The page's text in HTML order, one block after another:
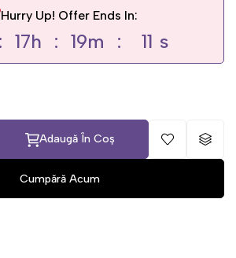
Hurry Up! Offer Ends In:
17h 19m 10 s
Adaugă În Coș